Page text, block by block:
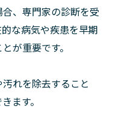
、専門家の診断を受
な病気や疾患を早期
が重要です。
れを除去すること
ます。